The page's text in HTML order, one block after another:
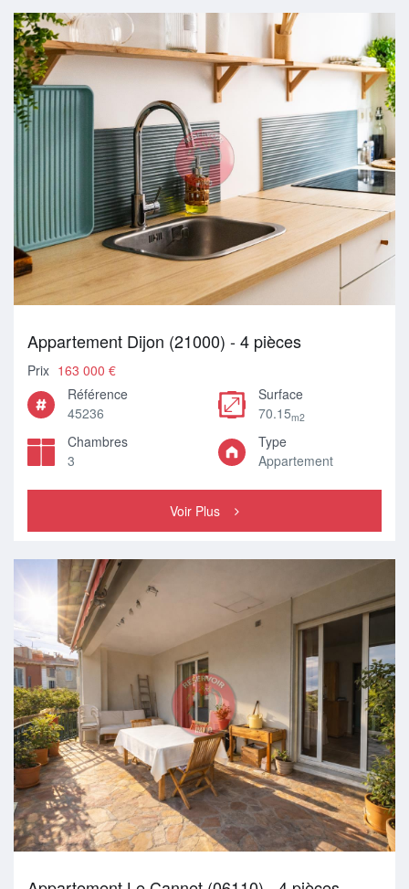
Appartement Dijon (21000) - 4 pièces
Prix 163 000 €
Référence
45236
Surface
70.15m2
Chambres
3
Type
Appartement
Voir Plus